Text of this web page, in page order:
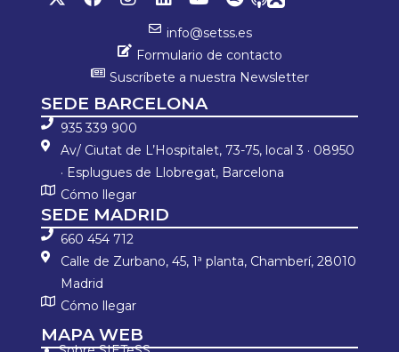
info@setss.es
Formulario de contacto
Suscríbete a nuestra Newsletter
SEDE BARCELONA
935 339 900
Av/ Ciutat de L’Hospitalet, 73-75, local 3 · 08950
· Esplugues de Llobregat, Barcelona
Cómo llegar
SEDE MADRID
660 454 712
Calle de Zurbano, 45, 1ª planta, Chamberí, 28010
Madrid
Cómo llegar
MAPA WEB